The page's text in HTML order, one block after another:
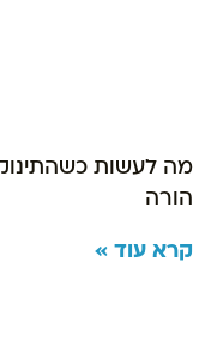
מה לעשות
הורה
קרא עוד »